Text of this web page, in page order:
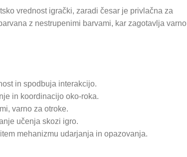
vrednost igrački, zaradi česar je privlačna za
z nestrupenimi barvami, kar zagotavlja varno
in spodbuja interakcijo.
in koordinacijo oko-roka.
varno za otroke.
učenja skozi igro.
mehanizmu udarjanja in opazovanja.